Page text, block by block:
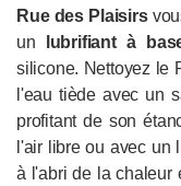
Rue des Plaisirs
un
lubrifiant à
silicone. Nettoyez le
l'eau tiède avec un
profitant de son
l'air libre ou avec un
à l'abri de la chaleur